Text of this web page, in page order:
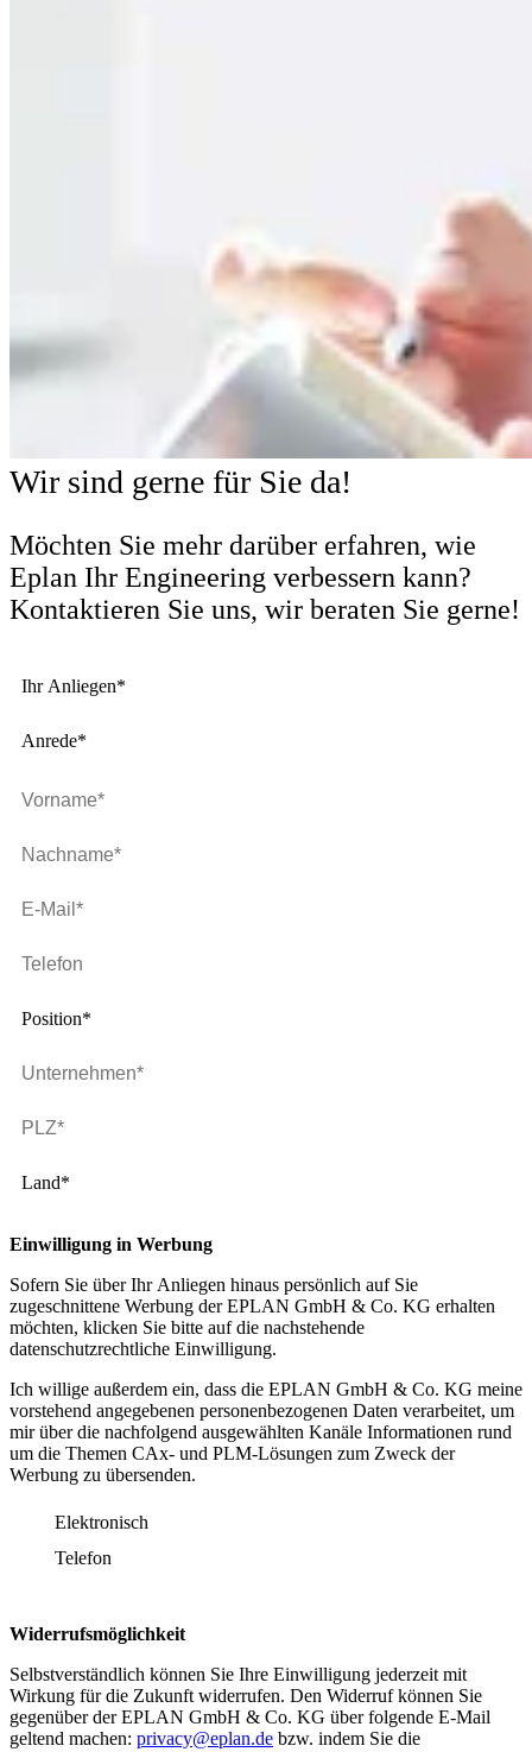
Wir sind gerne für Sie da!
Möchten Sie mehr darüber erfahren, wie
Eplan Ihr Engineering verbessern kann?
Kontaktieren Sie uns, wir beraten Sie gerne!
Ihr Anliegen*
Anrede*
Position*
Land*
Einwilligung in Werbung
Sofern Sie über Ihr Anliegen hinaus persönlich auf Sie
zugeschnittene Werbung der EPLAN GmbH & Co. KG erhalten
möchten, klicken Sie bitte auf die nachstehende
datenschutzrechtliche Einwilligung.
Ich willige außerdem ein, dass die EPLAN GmbH & Co. KG meine
vorstehend angegebenen personenbezogenen Daten verarbeitet, um
mir über die nachfolgend ausgewählten Kanäle Informationen rund
um die Themen CAx- und PLM-Lösungen zum Zweck der
Werbung zu übersenden.
Elektronisch
Telefon
Widerrufsmöglichkeit
Selbstverständlich können Sie Ihre Einwilligung jederzeit mit
Wirkung für die Zukunft widerrufen. Den Widerruf können Sie
gegenüber der EPLAN GmbH & Co. KG über folgende E-Mail
geltend machen: privacy@eplan.de bzw. indem Sie die